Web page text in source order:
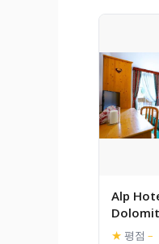
Alp
★ 평점 –